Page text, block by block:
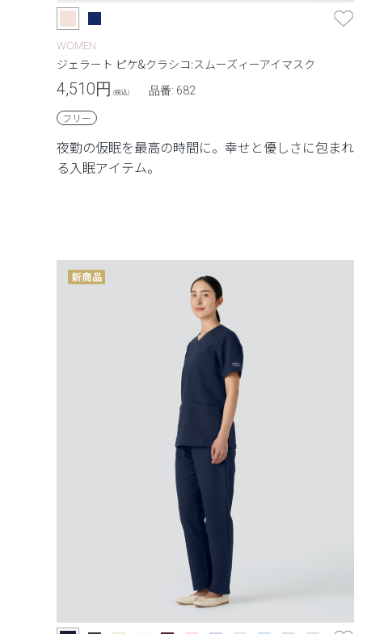
WOMEN
ジェラート ピケ&クラシコ:スムーズィーアイマスク
4,510円 (税込) 品番: 682
フリー
夜勤の仮眠を最高の時間に。幸せと優しさに包まれ
る入眠アイテム。